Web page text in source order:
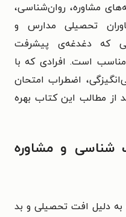
مشاوره، روان‌شناسی،
تحصیلی مدارس و
که دغدغه‌ی پیشرفت
مناسب است. افرادی که با
اضطراب امتحان
از مطالب این کتاب بهره
و مشاوره
است که به دلیل افت تحصیلی و بد